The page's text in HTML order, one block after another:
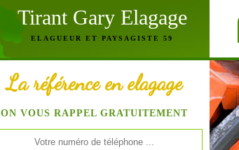
Tirant Gary Elagage
ELAGUEUR ET PAYSAGISTE 59
La référence en elagage
ON VOUS RAPPEL GRATUITEMENT